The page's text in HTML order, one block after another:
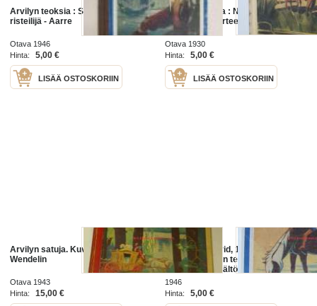
Arvilyn teoksia : Suomenlahden
risteilijä - Aarre
Otava 1946
Hinta:
5,00 €
LISÄÄ OSTOSKORIIN
Arvilyn teoksia : Niilin rannan
salaisuus - Aarteenetsijät
Otava 1930
Hinta:
5,00 €
LISÄÄ OSTOSKORIIN
Arvilyn satuja. Kuvittanut Martta
Wendelin
Otava 1943
Hinta:
15,00 €
Lydecken, Arvid, 1884-1960.
Nimeke:Arvilyn teoksia.
[1]..Sisältö:Sisältö: Pikku Veikko, 2.
p. ; Meren erakot, 2. p.
1946
Hinta:
5,00 €